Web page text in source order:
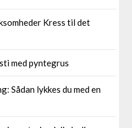
Kress til det
med pyntegrus
Sådan lykkes du med en